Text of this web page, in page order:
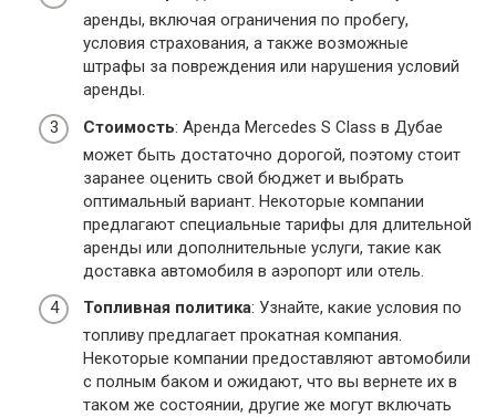
аренды, включая ограничения по пробегу,
условия страхования, а также возможные
штрафы за повреждения или нарушения условий
аренды.
Стоимость: Аренда Mercedes S Class в Дубае
может быть достаточно дорогой, поэтому стоит
заранее оценить свой бюджет и выбрать
оптимальный вариант. Некоторые компании
предлагают специальные тарифы для длительной
аренды или дополнительные услуги, такие как
доставка автомобиля в аэропорт или отель.
Топливная политика: Узнайте, какие условия по
топливу предлагает прокатная компания.
Некоторые компании предоставляют автомобили
с полным баком и ожидают, что вы вернете их в
таком же состоянии, другие же могут включать